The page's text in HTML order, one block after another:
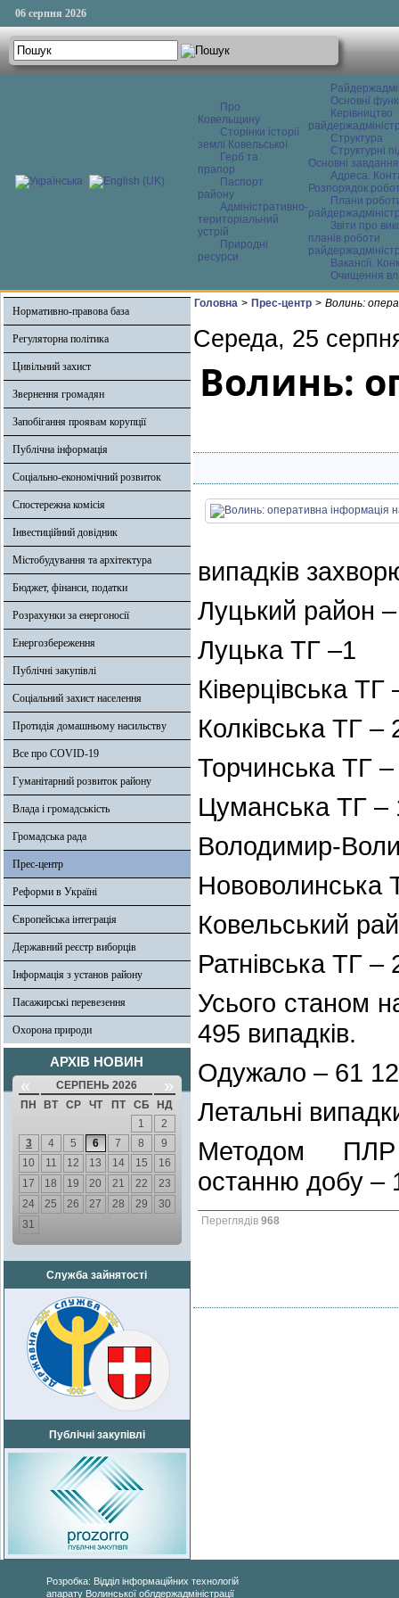
06 серпня 2026
Про
Ковельщину
Сторінки історії
землі Ковельської
Герб та
прапор
Паспорт
району
Адміністративно-
територіальний
устрій
Природні
ресурси
Основні
Керівництво
Структура
Структурні
Основні завдання
Адреса.
Розпорядок
Плани
Звіти про
планів роботи
Вакансії.
Очищення
Нормативно-правова база
Регуляторна політика
Цивільний захист
Звернення громадян
Запобігання проявам корупції
Публічна інформація
Соціально-економічний розвиток
Спостережна комісія
Інвестиційний довідник
Містобудування та архітектура
Бюджет, фінанси, податки
Розрахунки за енергоносії
Енергозбереження
Публічні закупівлі
Соціальний захист населення
Протидія домашньому насильству
Все про COVID-19
Гуманітарний розвиток району
Влада і громадськість
Громадська рада
Прес-центр
Реформи в Україні
Європейська інтеграція
Державний реєстр виборців
Інформація з установ району
Пасажирські перевезення
Охорона природи
АРХІВ НОВИН
« СЕРПЕНЬ 2026 »
ПН ВТ СР ЧТ ПТ СБ
НД
1
2
3
4 5 6 7 8
9
10
11 12 13 14 15
16
17
18 19 20 21 22
23
24
25 26 27 28 29
30
31
Служба зайнятості
Публічні закупівлі
Головна > Прес-центр > Волинь:
Середа, 25
Волинь:
випадків
Луцький район
Луцька ТГ –1
Ківерцівська ТГ
Колківська ТГ –
Торчинська ТГ
Цуманська ТГ –
Володимир-
Нововолинська
Ковельський
Ратнівська ТГ –
Усього станом
495 випадків.
Одужало – 61
Летальні
Методом ПЛР
останню добу –
Переглядів 968
Розробка: Відділ інформаційних технологій
апарату Волинської облдержадміністрації